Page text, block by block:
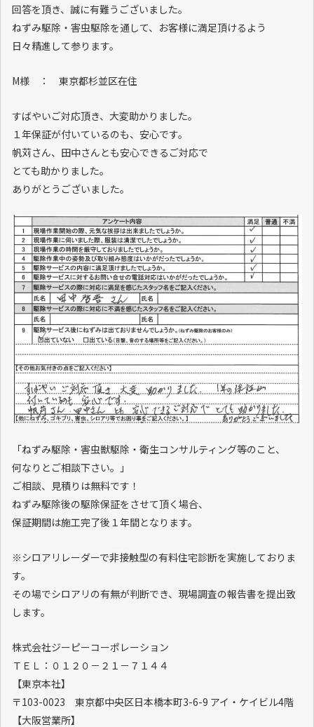
回答を頂き、誠に有難うございました。
ねずみ駆除・害虫駆除を通して、お客様に満足頂けるよう
日々精進して参ります。
M様 ： 東京都杉並区在住
すばやいご対応頂き、大変助かりました。
１年保証が付いているのも、安心です。
帆苅さん、田中さんとも安心できるご対応で
とても助かりました。
ありがとうございました。
「ねずみ駆除・害虫獣駆除・衛生コンサルティング等のこと、
何なりとご相談下さい。」
ご相談、見積りは無料です！
ねずみ駆除後の駆除保証をさせて頂く場合、
保証期間は施工完了後１年間となります。
※シロアリレーダーで非接触型の有料住宅診断を実施しておりま
す。
その場でシロアリの有無が判断でき、現場調査の報告書を提出致
します。
株式会社ジーピーコーポレーション
ＴＥＬ：０１２０－２１－７１４４
【東京本社】
〒103-0023 東京都中央区日本橋本町3-6-9 アイ・ケイビル4階
【大阪営業所】